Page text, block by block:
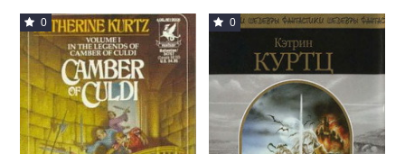
0 0